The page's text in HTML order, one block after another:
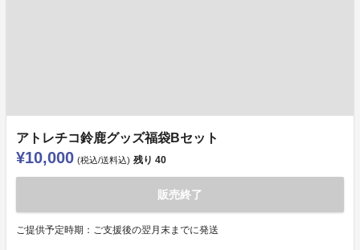
アトレチコ鈴鹿グッズ福袋Bセット
¥10,000 (税込/送料込) 残り 40
販売終了
ご提供予定時期：ご支援後の翌月末までに発送